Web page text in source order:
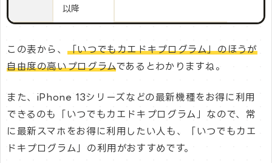
以降
この表から、 「いつでもカエドキプログラム」のほうが
自由度の高いプログラムであるとわかりますね。
また、iPhone 13シリーズなどの最新機種をお得に利用
できるのも「いつでもカエドキプログラム」なので、常
に最新スマホをお得に利用したい人も、「いつでもカエ
ドキプログラム」の利用がおすすめです。